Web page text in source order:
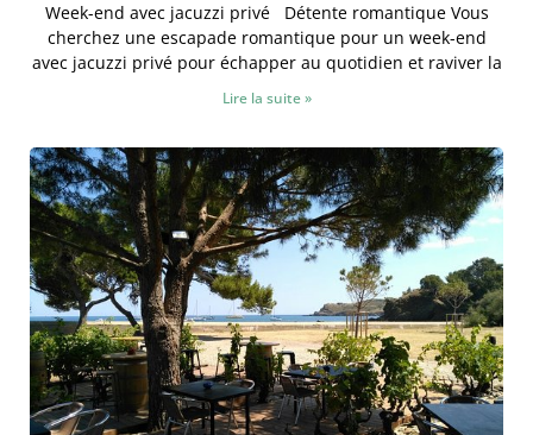
Week-end avec jacuzzi privé Détente romantique Vous
cherchez une escapade romantique pour un week-end
avec jacuzzi privé pour échapper au quotidien et raviver la
Lire la suite »